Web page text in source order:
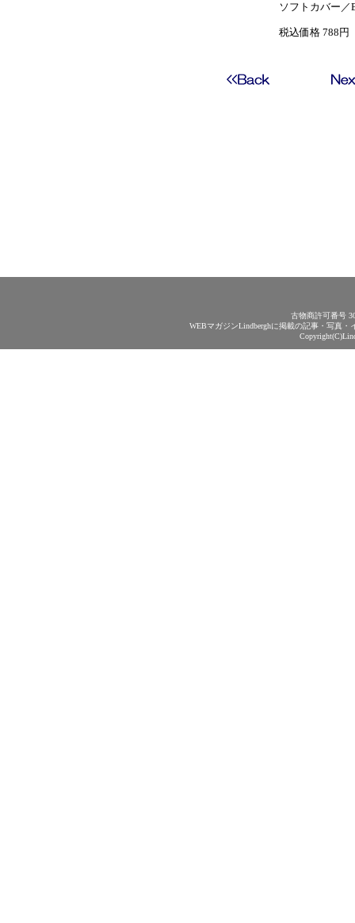
ソフトカバー
税込価格 788円
古物商許可番号
WEBマガジンLindberghに掲載の記事・写真